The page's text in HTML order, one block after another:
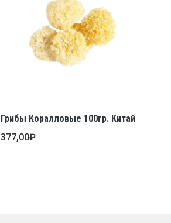
Грибы Коралловые 100гр. Китай
377,00₽